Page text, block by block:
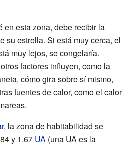
en esta zona, debe recibir la
su estrella. Si está muy cerca, el
muy lejos, se congelaría.
factores influyen, como la
cómo gira sobre sí mismo,
fuentes de calor, como el calor
, la zona de habitabilidad se
y 1.67 UA (una UA es la